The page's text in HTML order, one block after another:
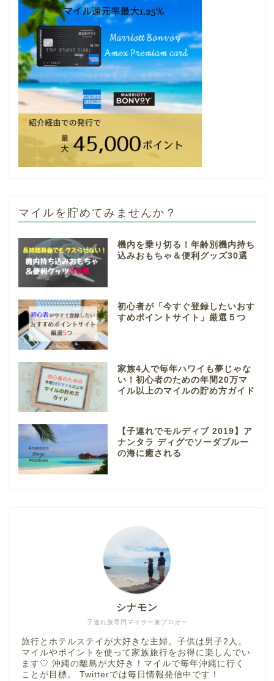
マイルを貯めてみませんか？
機内を乗り切る！年齢別機内持ち
込みおもちゃ＆便利グッズ30選
初心者が「今すぐ登録したいおす
すめポイントサイト」厳選５つ
家族4人で毎年ハワイも夢じゃな
い！初心者のための年間20万マ
イル以上のマイルの貯め方ガイド
【子連れでモルディブ 2019】ア
ナンタラ ディグでソーダブルー
の海に癒される
子連れ旅専門マイラー兼ブロガー
シナモン
旅行とホテルステイが大好きな主婦。子供は男子2人。
マイルやポイントを使って家族旅行をお得に楽しんでい
ます♡ 沖縄の離島が大好き！マイルで毎年沖縄に行く
ことが目標。 Twitterでは毎日情報発信中です！